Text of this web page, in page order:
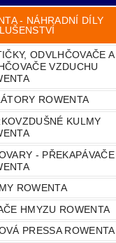
- NÁHRADNÍ DÍLY
ODVLHČOVAČE A
VZDUCHU
ROWENTA
KULMY
- PŘEKAPÁVAČE
ROWENTA
HMYZU ROWENTA
PRESSA ROWENTA